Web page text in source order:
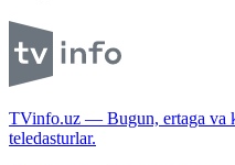
TVinfo.uz — Bugun, ertaga va
teledasturlar.